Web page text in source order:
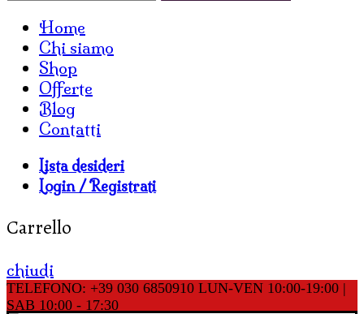
Home
Chi siamo
Shop
Offerte
Blog
Contatti
Lista desideri
Login / Registrati
Carrello
chiudi
TELEFONO: +39 030 6850910 LUN-VEN 10:00-19:00 |
SAB 10:00 - 17:30